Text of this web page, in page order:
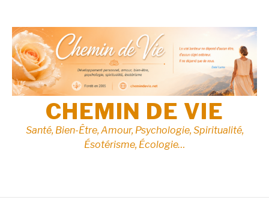
contenu
CHEMIN DE VIE
Santé, Bien-Être, Amour, Psychologie, Spiritualité,
Ésotérisme, Écologie…